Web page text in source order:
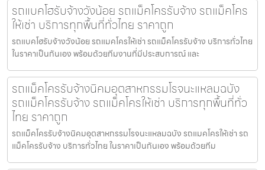
รถแบคโฮรับจ้างวังน้อย รถแม็คโครรับจ้าง รถแม็คโคร
ให้เช่า บริการทุกพื้นที่ทั่วไทย ราคาถูก
รถแบคโฮรับจ้างวังน้อย รถแมคโครให้เช่า รถแม็คโครรับจ้าง บริการทั่วไทย
ในราคาเป็นกันเอง พร้อมด้วยทีมงานที่มีประสบการณ์ และ
รถแม็คโครรับจ้างนิคมอุตสาหกรรมโรจนะแหลมฉบัง
รถแม็คโครรับจ้าง รถแม็คโครให้เช่า บริการทุกพื้นที่ทั่ว
ไทย ราคาถูก
รถแม็คโครรับจ้างนิคมอุตสาหกรรมโรจนะแหลมฉบัง รถแมคโครให้เช่า รถ
แม็คโครรับจ้าง บริการทั่วไทย ในราคาเป็นกันเอง พร้อมด้วยทีม